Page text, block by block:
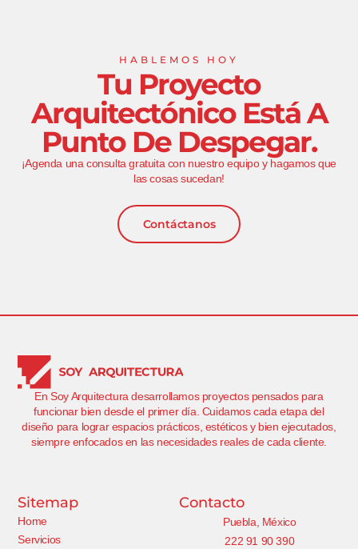
HABLEMOS HOY
Tu Proyecto
Arquitectónico Está A
Punto De Despegar.
¡Agenda una consulta gratuita con nuestro equipo y hagamos que
las cosas sucedan!
Contáctanos
En Soy Arquitectura desarrollamos proyectos pensados para
funcionar bien desde el primer día. Cuidamos cada etapa del
diseño para lograr espacios prácticos, estéticos y bien ejecutados,
siempre enfocados en las necesidades reales de cada cliente.
Sitemap
Home
Servicios
Contacto
Puebla, México
222 91 90 390